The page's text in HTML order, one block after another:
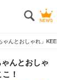
ゃんとおしゃれ」
んとおしゃ
！